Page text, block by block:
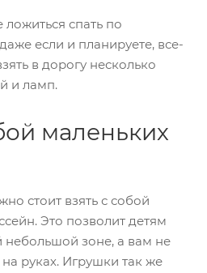
спать по
если и планируете, все-
в дорогу несколько
и ламп.
маленьких
стоит взять с собой
Это позволит детям
небольшой зоне, а вам не
руках. Игрушки так же